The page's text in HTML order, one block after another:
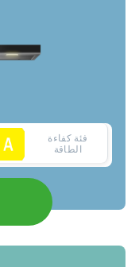
فئة كفاءة
الطاقة